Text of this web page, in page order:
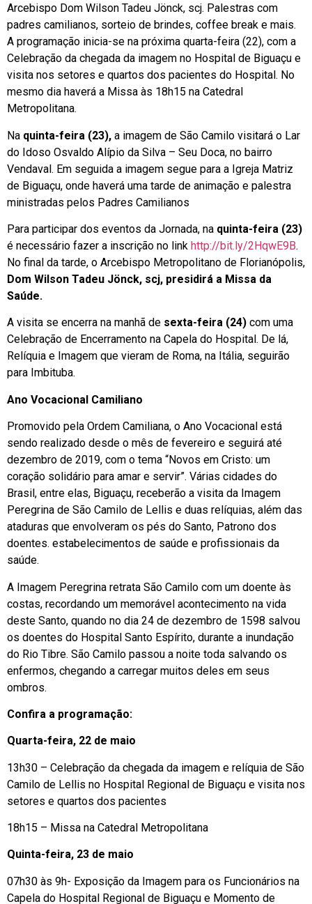
Arcebispo Dom Wilson Tadeu Jönck, scj. Palestras com
padres camilianos, sorteio de brindes, coffee break e mais.
A programação inicia-se na próxima quarta-feira (22), com a
Celebração da chegada da imagem no Hospital de Biguaçu e
visita nos setores e quartos dos pacientes do Hospital. No
mesmo dia haverá a Missa às 18h15 na Catedral
Metropolitana.
Na quinta-feira (23), a imagem de São Camilo visitará o Lar
do Idoso Osvaldo Alípio da Silva – Seu Doca, no bairro
Vendaval. Em seguida a imagem segue para a Igreja Matriz
de Biguaçu, onde haverá uma tarde de animação e palestra
ministradas pelos Padres Camilianos
Para participar dos eventos da Jornada, na quinta-feira (23)
é necessário fazer a inscrição no link http://bit.ly/2HqwE9B.
No final da tarde, o Arcebispo Metropolitano de Florianópolis,
Dom Wilson Tadeu Jönck, scj, presidirá a Missa da
Saúde.
A visita se encerra na manhã de sexta-feira (24) com uma
Celebração de Encerramento na Capela do Hospital. De lá,
Relíquia e Imagem que vieram de Roma, na Itália, seguirão
para Imbituba.
Ano Vocacional Camiliano
Promovido pela Ordem Camiliana, o Ano Vocacional está
sendo realizado desde o mês de fevereiro e seguirá até
dezembro de 2019, com o tema “Novos em Cristo: um
coração solidário para amar e servir”. Várias cidades do
Brasil, entre elas, Biguaçu, receberão a visita da Imagem
Peregrina de São Camilo de Lellis e duas relíquias, além das
ataduras que envolveram os pés do Santo, Patrono dos
doentes. estabelecimentos de saúde e profissionais da
saúde.
A Imagem Peregrina retrata São Camilo com um doente às
costas, recordando um memorável acontecimento na vida
deste Santo, quando no dia 24 de dezembro de 1598 salvou
os doentes do Hospital Santo Espírito, durante a inundação
do Rio Tibre. São Camilo passou a noite toda salvando os
enfermos, chegando a carregar muitos deles em seus
ombros.
Confira a programação:
Quarta-feira, 22 de maio
13h30 – Celebração da chegada da imagem e relíquia de São
Camilo de Lellis no Hospital Regional de Biguaçu e visita nos
setores e quartos dos pacientes
18h15 – Missa na Catedral Metropolitana
Quinta-feira, 23 de maio
07h30 às 9h- Exposição da Imagem para os Funcionários na
Capela do Hospital Regional de Biguaçu e Momento de